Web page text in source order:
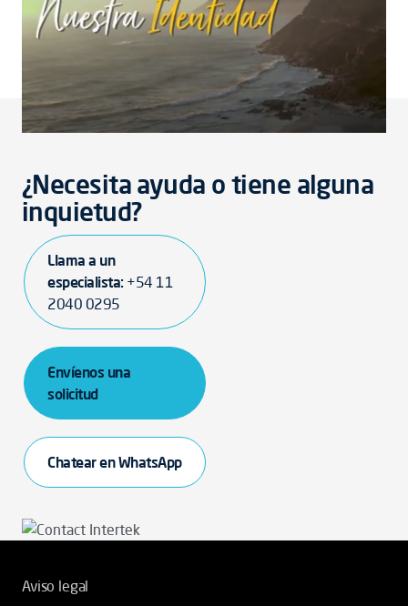
¿Necesita ayuda o tiene alguna
inquietud?
Llama a un
especialista: +54 11
2040 0295
Envíenos una
solicitud
Chatear en WhatsApp
Aviso legal